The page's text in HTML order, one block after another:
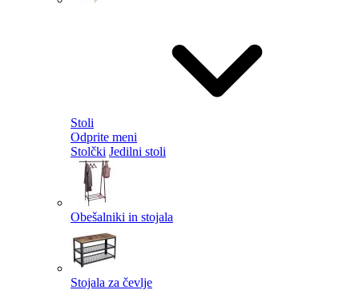
Stoli
Odprite meni
Stolčki Jedilni stoli
Obešalniki in stojala
Stojala za čevlje